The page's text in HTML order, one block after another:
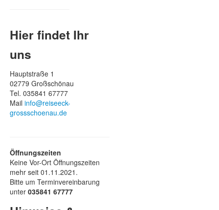
Hier findet Ihr
uns
Hauptstraße 1
02779 Großschönau
Tel. 035841 67777
Mail info@reiseeck-
grossschoenau.de
Öffnungszeiten
Keine Vor-Ort Öffnungszeiten
mehr seit 01.11.2021.
Bitte um Terminvereinbarung
unter 035841 67777